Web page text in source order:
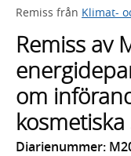
framträder
lista
med
sökförslag
Remiss från Klimat-
Remiss av
om
Diarienummer: